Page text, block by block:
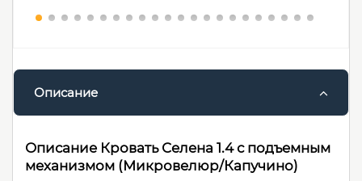
Описание
Описание Кровать Селена 1.4 с подъемным
механизмом (Микровелюр/Капучино)